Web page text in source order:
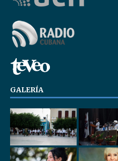
GALERÍA